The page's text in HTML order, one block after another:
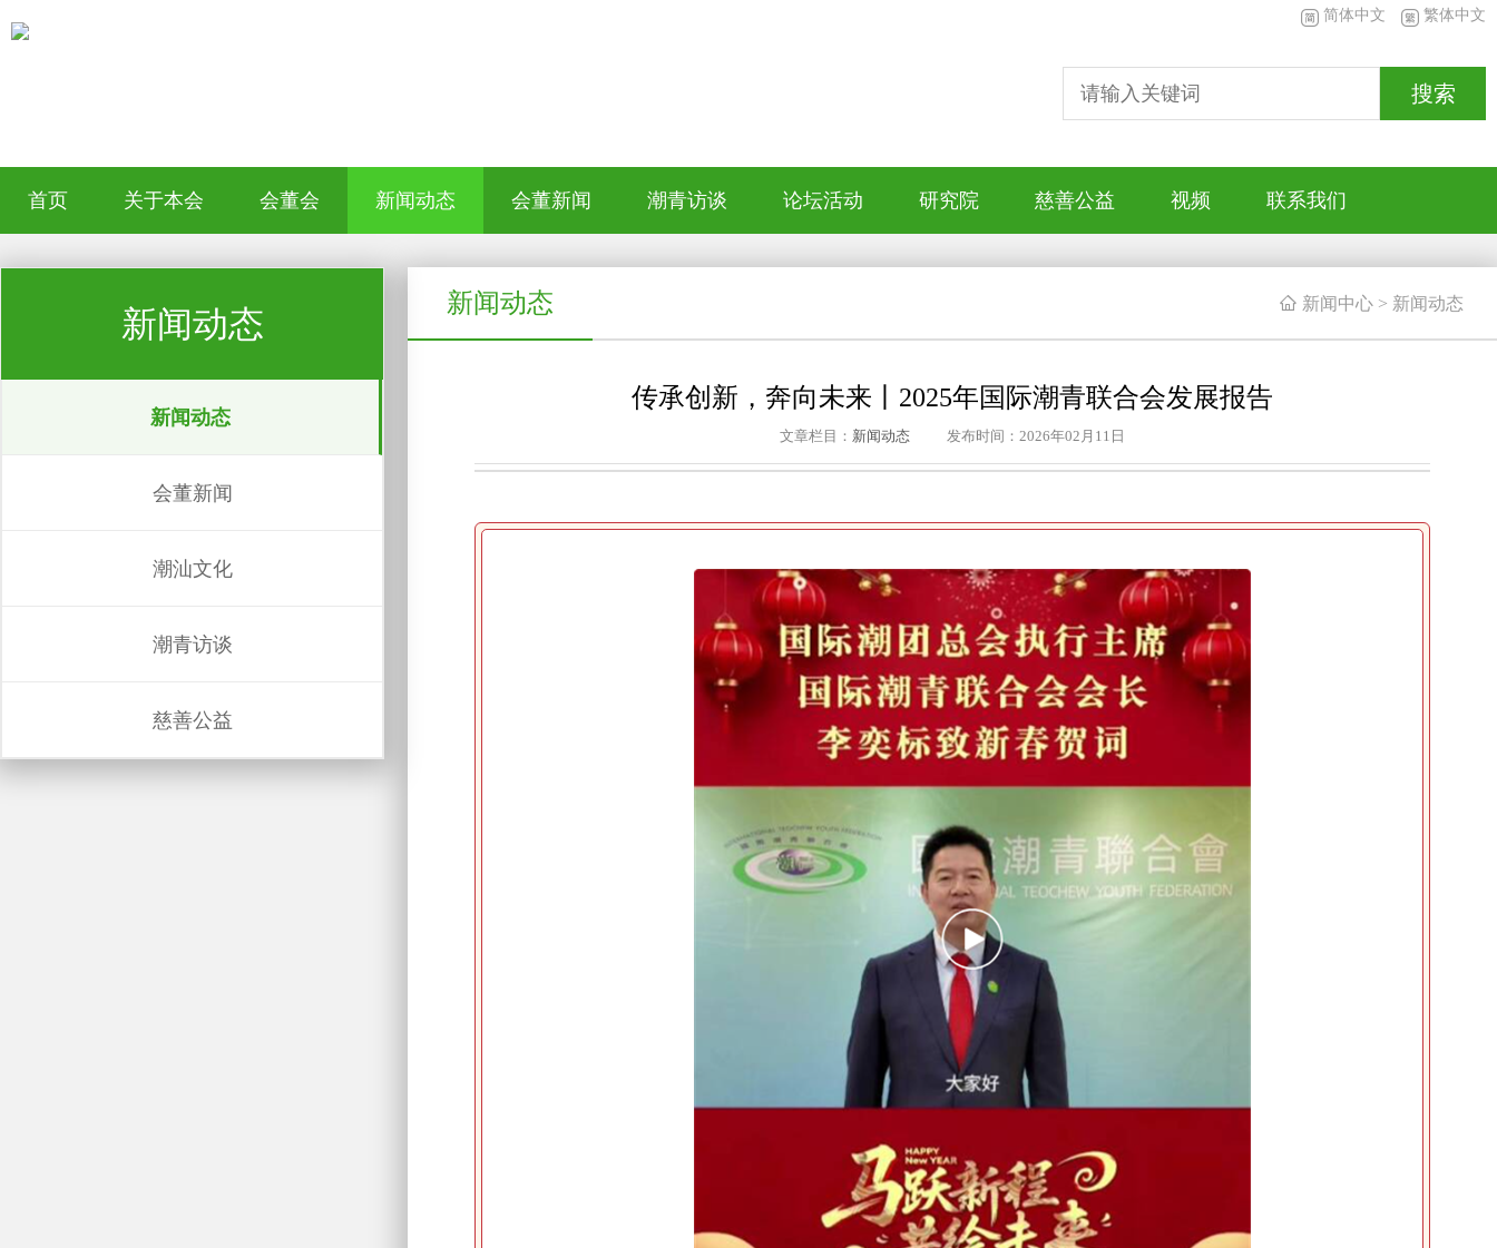
搜索
简体中文 繁体中文
首页 关于本会 会董会 新闻动态 会董新闻 潮青访谈 论坛活动 研究院 慈善公益 视频 联系我们
新闻动态  新闻中心 > 新闻动态
传承创新，奔向未来丨2025年国际潮青联合会发展报告
文章栏目： 新闻动态 发布时间：2026年02月11日
新闻动态
新闻动态
会董新闻
潮汕文化
潮青访谈
慈善公益